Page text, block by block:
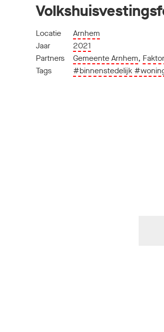
Locatie
Arnhem
Jaar
2021
Partners
Gemeente Arnhem,
Tags
#binnenstedelijk